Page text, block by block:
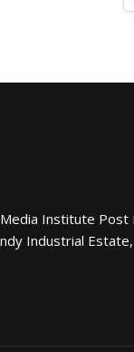
Institute Post
Industrial